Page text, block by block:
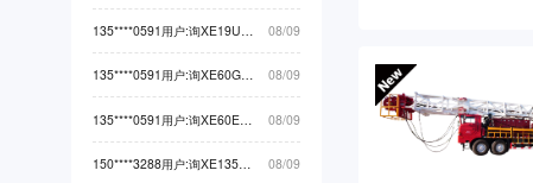
08/09
135****0591用户:询XE60G PRO挖掘机械最低价 08/09
08/09
08/09